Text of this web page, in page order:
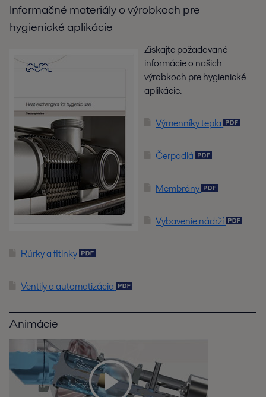
Informačné materiály o výrobkoch pre
hygienické aplikácie
Získajte požadované
informácie o našich
výrobkoch pre hygienické
aplikácie.
Výmenníky tepla
Čerpadlá
Membrány
Vybavenie nádrží
Rúrky a fitinky
Ventily a automatizácia
Animácie